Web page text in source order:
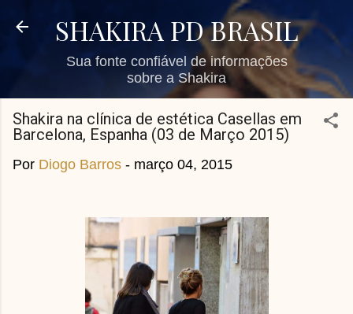
Pular para o conteúdo principal
SHAKIRA PD BRASIL
Sua fonte confiável de informações
sobre a Shakira
Shakira​ na clínica de estética Casellas em
Barcelona, Espanha (03 de Março 2015)
Por Diogo Barros - março 04, 2015